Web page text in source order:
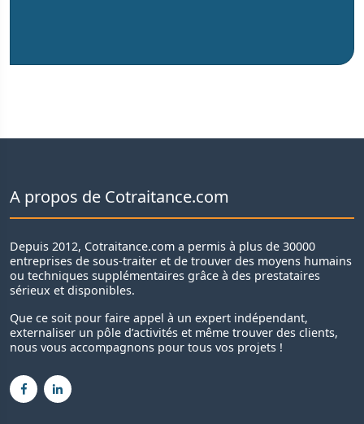
A propos de Cotraitance.com
Depuis 2012, Cotraitance.com a permis à plus de 30000
entreprises de sous-traiter et de trouver des moyens humains
ou techniques supplémentaires grâce à des prestataires
sérieux et disponibles.
Que ce soit pour faire appel à un expert indépendant,
externaliser un pôle d’activités et même trouver des clients,
nous vous accompagnons pour tous vos projets !